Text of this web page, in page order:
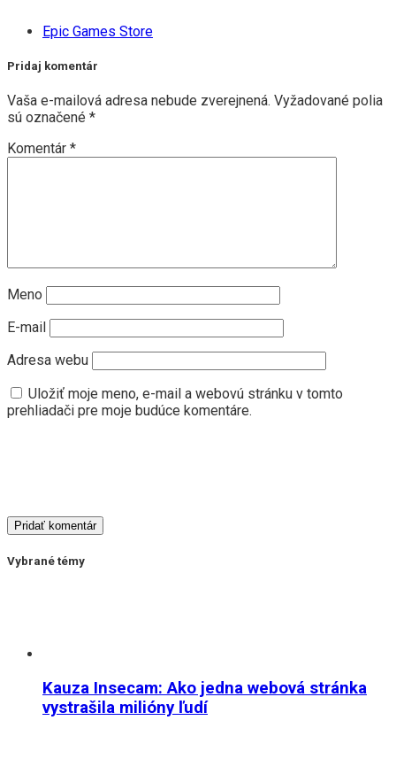
Epic Games Store
Pridaj komentár
Vaša e-mailová adresa nebude zverejnená. Vyžadované polia
sú označené *
Komentár *
Meno
E-mail
Adresa webu
Uložiť moje meno, e-mail a webovú stránku v tomto
prehliadači pre moje budúce komentáre.
Vybrané témy
Kauza Insecam: Ako jedna webová stránka
vystrašila milióny ľudí